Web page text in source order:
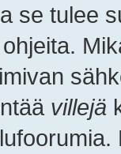
se tulee
villejä